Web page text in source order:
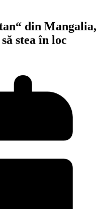
din Mangalia,
stea în loc